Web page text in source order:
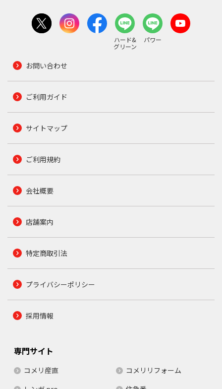
ハード&
グリーン
パワー
お問い合わせ
ご利用ガイド
サイトマップ
ご利用規約
会社概要
店舗案内
特定商取引法
プライバシーポリシー
採用情報
専門サイト
コメリ産直
コメリリフォーム